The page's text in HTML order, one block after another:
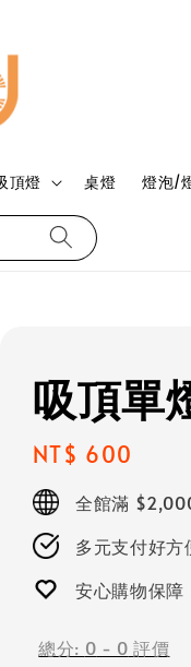
頂燈 桌燈 燈泡/
吸頂單
Regular
price
NT$ 600
全館滿
多元支付好方
安心購物保障
總分: 0 - 0 評價